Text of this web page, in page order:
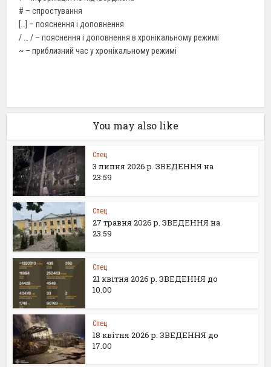
# –спростування
[…] –пояснення і доповнення
/ … / –пояснення і доповнення в хронікальному режимі
~ –приблизний часу хронікальному режимі
You may also like
Спец
3 липня 2026 р. ЗВЕДЕННЯ на
23:59
Спец
27 травня 2026 р. ЗВЕДЕННЯ на
23.59
Спец
21 квітня 2026 р. ЗВЕДЕННЯ до
10.00
Спец
18 квітня 2026 р. ЗВЕДЕННЯ до
17.00